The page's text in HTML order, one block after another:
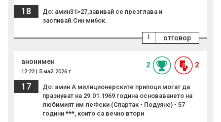
18
До: амин31>27,завивай се презглава и
заспивай.Син ми6ок.
отговор
!
анонимен
12:22 | 5 май 2026 г.
2 2
17
До: амин А милиционерските припоци могат да
празнуват на 29.01.1969 година основаването на
любимият им леФски (Спартак - Подуяне) - 57
години ***, които са вечно втори